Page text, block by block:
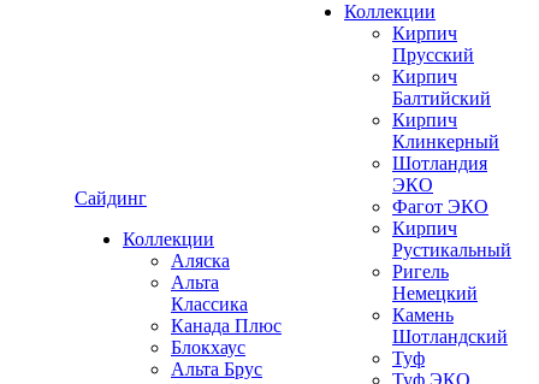
Сайдинг
Коллекции
Аляска
Альта
Классика
Канада Плюс
Блокхаус
Альта Брус
Коллекции
Кирпич
Прусский
Кирпич
Балтийский
Кирпич
Клинкерный
Шотландия
ЭКО
Фагот ЭКО
Кирпич
Рустикальный
Ригель
Немецкий
Камень
Шотландский
Туф
Туф ЭКО